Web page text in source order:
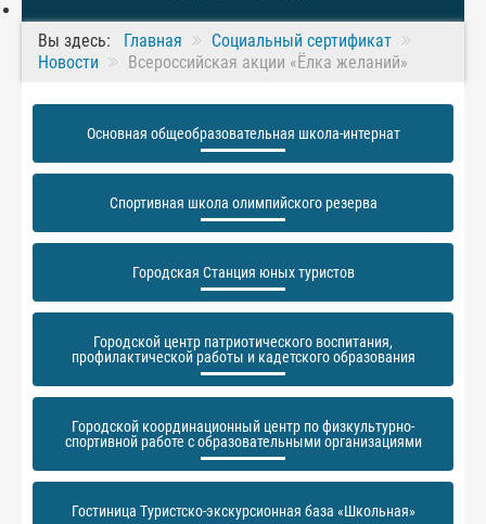
Вы здесь: Главная
Социальный сертификат
Новости
Всероссийская акции «Ёлка желаний»
Основная общеобразовательная школа-интернат
Спортивная школа олимпийского резерва
Городская Станция юных туристов
Городской центр патриотического воспитания,
профилактической работы и кадетского образования
Городской координационный центр по физкультурно-
спортивной работе с образовательными организациями
Гостиница Туристско-экскурсионная база «Школьная»